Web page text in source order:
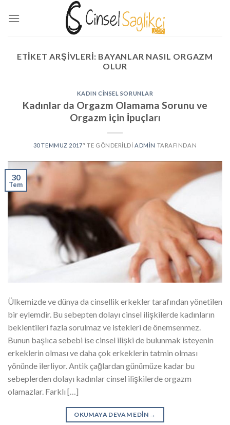
ETIKET ARŞIVLERI: BAYANLAR NASIL ORGAZM
OLUR
KADIN CINSEL SORUNLAR
Kadınlar da Orgazm Olamama Sorunu ve
Orgazm için İpuçları
30 TEMMUZ 2017’' TE GÖNDERILDI ADMIN TARAFINDAN
30
Tem
Ülkemizde ve dünya da cinsellik erkekler tarafından yönetilen
bir eylemdir. Bu sebepten dolayı cinsel ilişkilerde kadınların
beklentileri fazla sorulmaz ve istekleri de önemsenmez.
Bunun başlıca sebebi ise cinsel ilişki de bulunmak isteyenin
erkeklerin olması ve daha çok erkeklerin tatmin olması
yönünde ilerliyor. Antik çağlardan günümüze kadar bu
sebeplerden dolayı kadınlar cinsel ilişkilerde orgazm
olamazlar. Farklı […]
OKUMAYA DEVAM EDIN →